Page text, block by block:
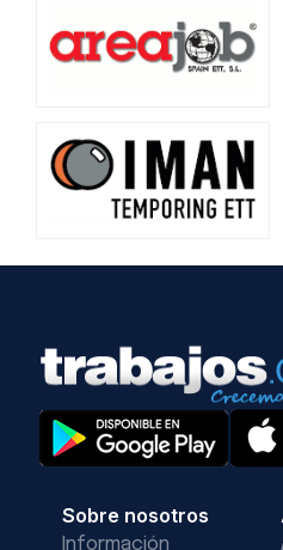
Sobre nosotros
Información